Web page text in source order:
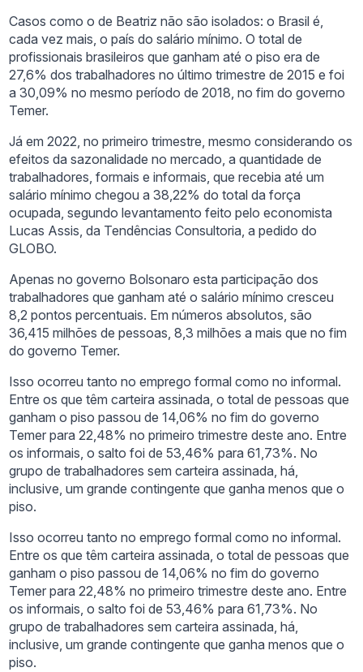
Casos como o de Beatriz não são isolados: o Brasil é,
cada vez mais, o país do salário mínimo. O total de
profissionais brasileiros que ganham até o piso era de
27,6% dos trabalhadores no último trimestre de 2015 e foi
a 30,09% no mesmo período de 2018, no fim do governo
Temer.
Já em 2022, no primeiro trimestre, mesmo considerando os
efeitos da sazonalidade no mercado, a quantidade de
trabalhadores, formais e informais, que recebia até um
salário mínimo chegou a 38,22% do total da força
ocupada, segundo levantamento feito pelo economista
Lucas Assis, da Tendências Consultoria, a pedido do
GLOBO.
Apenas no governo Bolsonaro esta participação dos
trabalhadores que ganham até o salário mínimo cresceu
8,2 pontos percentuais. Em números absolutos, são
36,415 milhões de pessoas, 8,3 milhões a mais que no fim
do governo Temer.
Isso ocorreu tanto no emprego formal como no informal.
Entre os que têm carteira assinada, o total de pessoas que
ganham o piso passou de 14,06% no fim do governo
Temer para 22,48% no primeiro trimestre deste ano. Entre
os informais, o salto foi de 53,46% para 61,73%. No
grupo de trabalhadores sem carteira assinada, há,
inclusive, um grande contingente que ganha menos que o
piso.
Isso ocorreu tanto no emprego formal como no informal.
Entre os que têm carteira assinada, o total de pessoas que
ganham o piso passou de 14,06% no fim do governo
Temer para 22,48% no primeiro trimestre deste ano. Entre
os informais, o salto foi de 53,46% para 61,73%. No
grupo de trabalhadores sem carteira assinada, há,
inclusive, um grande contingente que ganha menos que o
piso.